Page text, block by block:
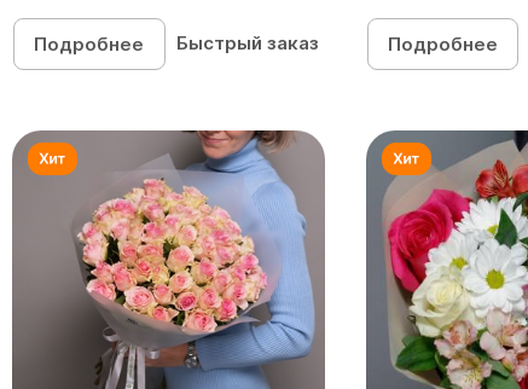
Подробнее Быстрый заказ Подробнее